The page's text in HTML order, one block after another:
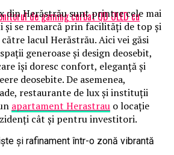
de gaming curbat QD OLED cu
din Herăstrău sunt printre cele mai
și se remarcă prin facilități de top și
lacul Herăstrău. Aici vei găsi
generoase și design deosebit,
își doresc confort, eleganță și
deosebite. De asemenea,
restaurante de lux și instituții
apartament Herastrau o locație
cât și pentru investitori.
și rafinament într-o zonă vibrantă